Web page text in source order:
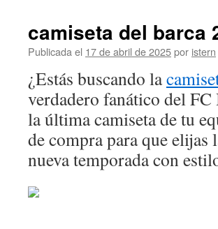
camiseta del barca
Publicada el 17 de abril de 2025por istern
¿Estás buscando la
verdadero fanático del
la última camiseta de tu
de compra para que
nueva temporada con